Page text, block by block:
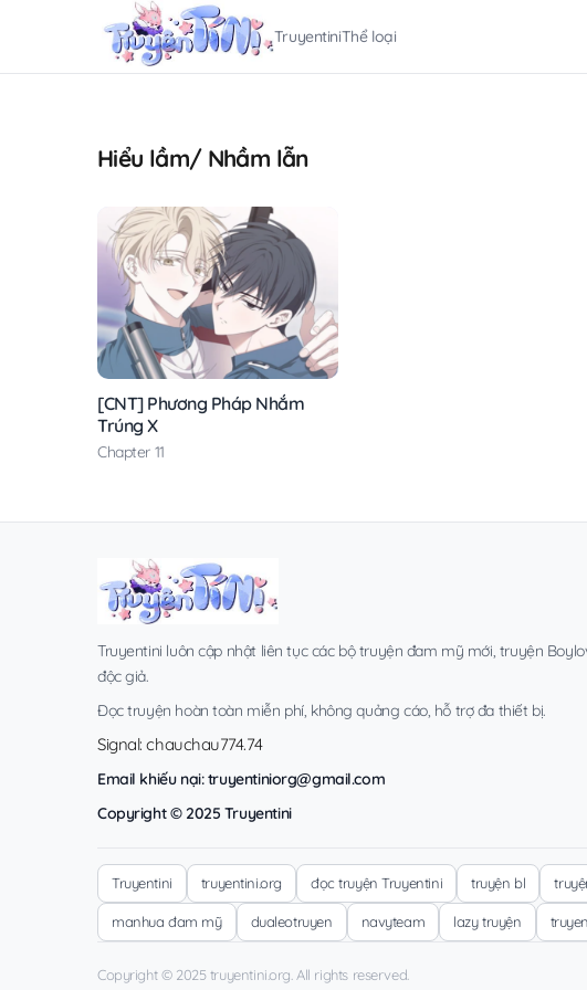
TruyentiniThể loại
Hiểu lầm/ Nhầm lẫn
[CNT] Phương Pháp Nhắm
Trúng X
Chapter 11
Truyentini luôn cập nhật liên tục các bộ truyện đam mỹ mới, truyện
độc giả.
Đọc truyện hoàn toàn miễn phí, không quảng cáo, hỗ trợ đa thiết bị.
Signal: chauchau774.74
Email khiếu nại:truyentiniorg@gmail.com
Copyright © 2025 Truyentini
Truyentini truyentini.org đọc truyện Truyentini truyện bl
manhua đam mỹ dualeotruyen navyteam lazy truyện
Copyright © 2025 truyentini.org. All rights reserved.